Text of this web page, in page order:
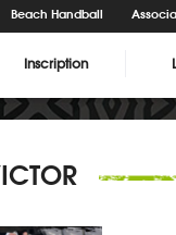
Beach Handball
Inscription